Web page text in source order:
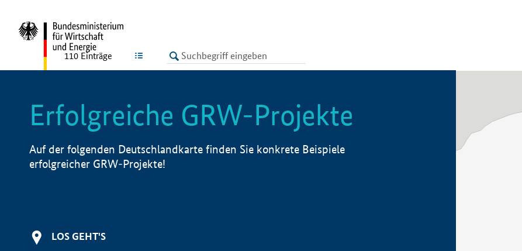
LISTE
110 Einträge
Erfolgreiche GRW-Projekte
Auf der folgenden Deutschlandkarte finden Sie konkrete Beispiele
erfolgreicher GRW-Projekte!
LOS GEHT'S